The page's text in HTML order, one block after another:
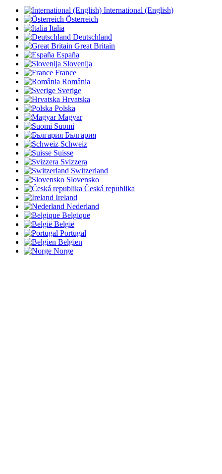
International (English)
Österreich
Italia
Deutschland
Great Britain
España
Slovenija
France
România
Sverige
Hrvatska
Polska
Magyar
Suomi
България
Schweiz
Suisse
Svizzera
Switzerland
Slovensko
Česká republika
Ireland
Nederland
Belgique
België
Portugal
Belgien
Norge